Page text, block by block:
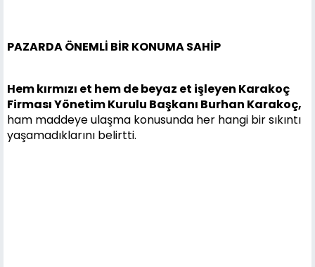
PAZARDA ÖNEMLİ BİR KONUMA SAHİP
Hem kırmızı et hem de beyaz et işleyen Karakoç
Firması Yönetim Kurulu Başkanı Burhan Karakoç,
ham maddeye ulaşma konusunda her hangi bir sıkıntı
yaşamadıklarını belirtti.